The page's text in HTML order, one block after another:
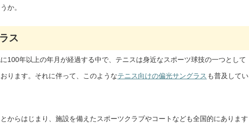
か。
ス
100年以上の年月が経過する中で、テニスは身近なスポーツ球技の一つとして
ります。それに伴って、このようなテニス向けの偏光サングラス も普及してい
からはじまり、施設を備えたスポーツクラブやコートなども全国的にあります